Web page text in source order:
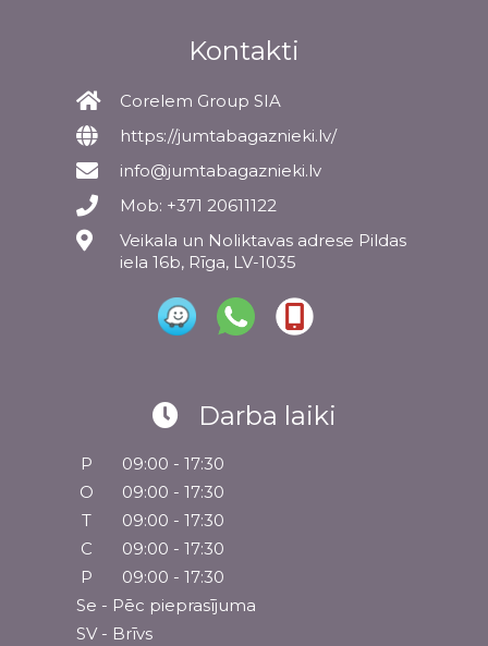
Kontakti
Corelem Group SIA
https://jumtabagaznieki.lv/
info@jumtabagaznieki.lv
Mob: +371 20611122
Veikala un Noliktavas adrese Pildas
iela 16b, Rīga, LV-1035
Darba laiki
P
09:00 - 17:30
O
09:00 - 17:30
T
09:00 - 17:30
C
09:00 - 17:30
P
09:00 - 17:30
Se - Pēc pieprasījuma
SV - Brīvs